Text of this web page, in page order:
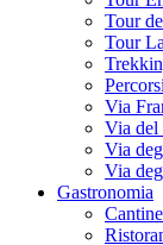
Tour
Tour
Via
Via del
Via
Via
Gastronomia